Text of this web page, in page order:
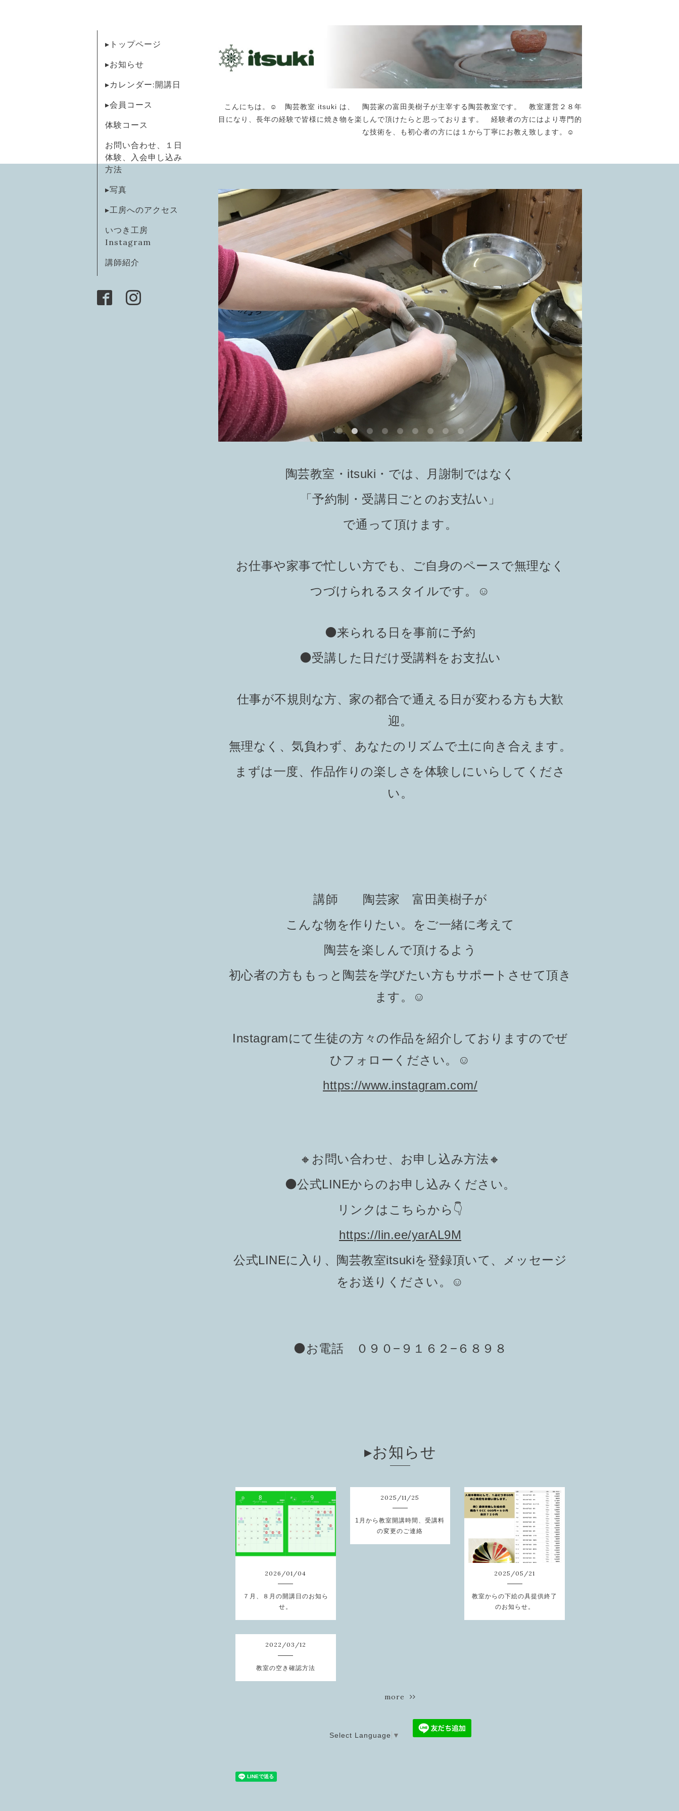
こんにちは。☺️ 陶芸教室 itsuki は、 陶芸家の富田美樹子が主宰する陶芸教室です。 教室運営２８年
目になり、長年の経験で皆様に焼き物を楽しんで頂けたらと思っております。 経験者の方にはより専門的
な技術を、も初心者の方には１から丁寧にお教え致します。☺️
▸トップページ
▸お知らせ
▸カレンダー:開講日
▸会員コース
体験コース
お問い合わせ、１日
体験、入会申し込み
方法
▸写真
▸工房へのアクセス
いつき工房
Instagram
講師紹介
陶芸教室・itsuki・では、月謝制ではなく
「予約制・受講日ごとのお支払い」
で通って頂けます。
お仕事や家事で忙しい方でも、ご自身のペースで無理なく
つづけられるスタイルです。☺️
⚫️来られる日を事前に予約
⚫️受講した日だけ受講料をお支払い
仕事が不規則な方、家の都合で通える日が変わる方も大歓
迎。
無理なく、気負わず、あなたのリズムで土に向き合えます。
まずは一度、作品作りの楽しさを体験しにいらしてくださ
い。
講師 陶芸家 富田美樹子が
こんな物を作りたい。をご一緒に考えて
陶芸を楽しんで頂けるよう
初心者の方ももっと陶芸を学びたい方もサポートさせて頂き
ます。☺️
Instagramにて生徒の方々の作品を紹介しておりますのでぜ
ひフォローください。☺️
https://www.instagram.com/
🔸お問い合わせ、お申し込み方法🔸
⚫️公式LINEからのお申し込みください。
リンクはこちらから👇
https://lin.ee/yarAL9M
公式LINEに入り、陶芸教室itsukiを登録頂いて、メッセージ
をお送りください。☺️
⚫️お電話 ０９０−９１６２−６８９８
▸お知らせ
2026 /01 /04
７月、８月の開講日のお知ら
せ。
2025 /11 /25
1月から教室開講時間、受講料
の変更のご連絡
2025 /05 /21
教室からの下絵の具提供終了
のお知らせ。
2022 /03 /12
教室の空き確認方法
more
Select Language ▼